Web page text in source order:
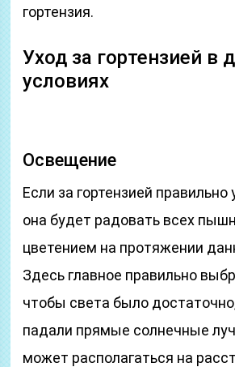
гортензия.
Уход за гортензией в
условиях
Освещение
Если за гортензией правильно
она будет радовать всех
цветением на протяжении
Здесь главное правильно
чтобы света было
падали прямые солнечные
может располагаться на